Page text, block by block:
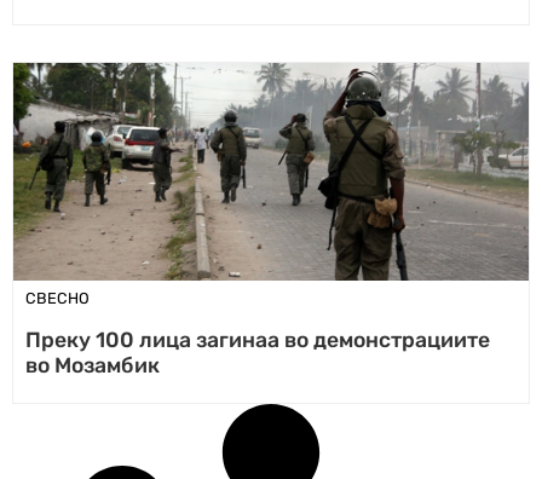
СВЕСНО
Преку 100 лица загинаа во демонстрациите
во Мозамбик